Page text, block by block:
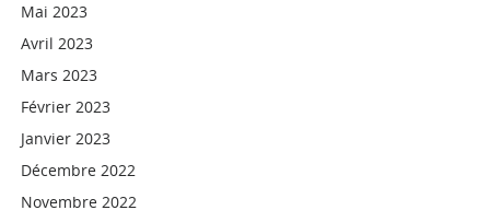
Mai 2023
Avril 2023
Mars 2023
Février 2023
Janvier 2023
Décembre 2022
Novembre 2022